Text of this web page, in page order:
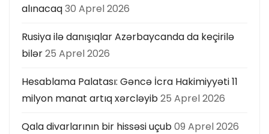
alınacaq30 Aprel 2026
Rusiya ilə danışıqlar Azərbaycanda da keçirilə
bilər25 Aprel 2026
Hesablama Palatası: Gəncə İcra Hakimiyyəti 11
milyon manat artıq xərcləyib25 Aprel 2026
Qala divarlarının bir hissəsi uçub09 Aprel 2026